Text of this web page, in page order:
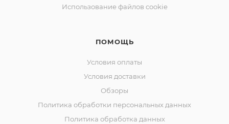
Использование файлов cookie
ПОМОЩЬ
Условия оплаты
Условия доставки
Обзоры
Политика обработки персональных данных
Политика обработка данных